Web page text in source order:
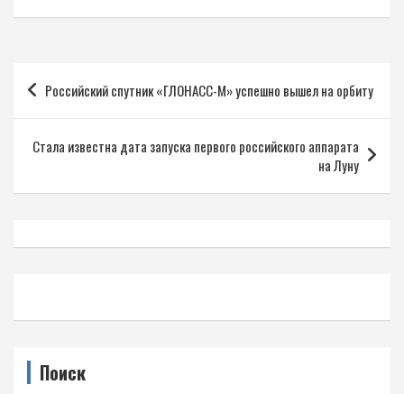
Навигация
по
записям
Российский спутник «ГЛОНАСС-М» успешно вышел на орбиту
Стала известна дата запуска первого российского аппарата
на Луну
Поиск